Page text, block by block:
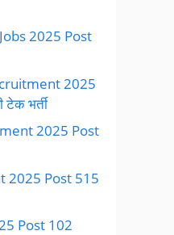
2025 Post
2025
टेक भर्ती
2025 Post
2025 Post 515
Post 102